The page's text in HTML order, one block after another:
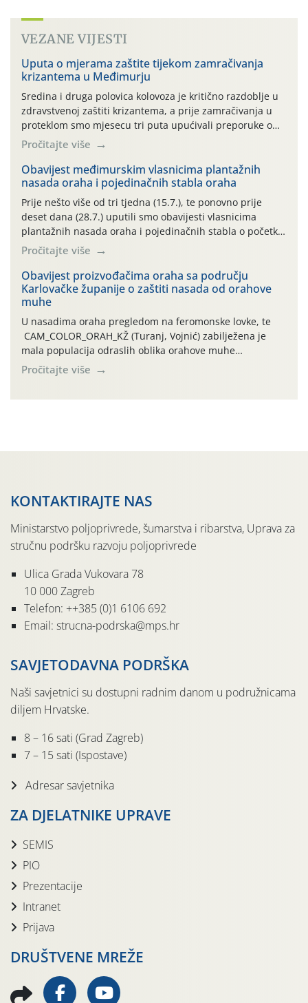
VEZANE VIJESTI
Uputa o mjerama zaštite tijekom zamračivanja
krizantema u Međimurju
Sredina i druga polovica kolovoza je kritično razdoblje u
zdravstvenoj zaštiti krizantema, a prije zamračivanja u
proteklom smo mjesecu tri puta upućivali preporuke o
preventivnim mjerama zaštite krizantema od najčešćih
uzročnika bolesti, štetnika i fito-fagnih grinja (23.7., 14.7.,
06.7.)! Na početku ovog mjeseca je zabilježeno je
povijesno i ekstremno vruće meteorološko razdoblje, uz
najviše temperature […]
Pročitajte više
Obavijest međimurskim vlasnicima plantažnih
nasada oraha i pojedinačnih stabla oraha
Prije nešto više od tri tjedna (15.7.), te ponovno prije
deset dana (28.7.) uputili smo obavijesti vlasnicima
plantažnih nasada oraha i pojedinačnih stabla o početku
leta i ovogodišnjoj potrebi usmjerenog suzbijanja
orahove muhe (Rhagoletis completa)! Već dvanaest dana
traje drugi ovogodišnji “toplinski udar”, koji naročito
izražen zadnja šest dana (31.7.-05.8.), jer najviše
temperature zraka svakodnevno […]
Pročitajte više
Obavijest proizvođačima oraha sa području
Karlovačke županije o zaštiti nasada od orahove
muhe
U nasadima oraha pregledom na feromonske lovke, te
CAM_COLOR_ORAH_KŽ (Turanj, Vojnić) zabilježena je
mala populacija odraslih oblika orahove muhe
(Rhagoletis completa). Niska brojnost može se objasniti
činjenicom da je riječ o mladim nasadima s vrlo malim
Pročitajte više
KONTAKTIRAJTE NAS
Ministarstvo poljoprivrede, šumarstva i ribarstva, Uprava za
stručnu podršku razvoju poljoprivrede
Ulica Grada Vukovara 78
10 000 Zagreb
Telefon: ++385 (0)1 6106 692
Email: strucna-podrska@mps.hr
SAVJETODAVNA PODRŠKA
Naši savjetnici su dostupni radnim danom u podružnicama
diljem Hrvatske.
8 – 16 sati (Grad Zagreb)
7 – 15 sati (Ispostave)
Adresar savjetnika
ZA DJELATNIKE UPRAVE
SEMIS
PIO
Prezentacije
Intranet
Prijava
DRUŠTVENE MREŽE